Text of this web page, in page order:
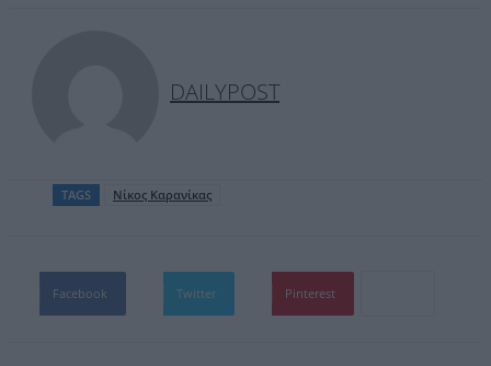
DAILYPOST
TAGS Νίκος Καρανίκας
Facebook Twitter Pinterest